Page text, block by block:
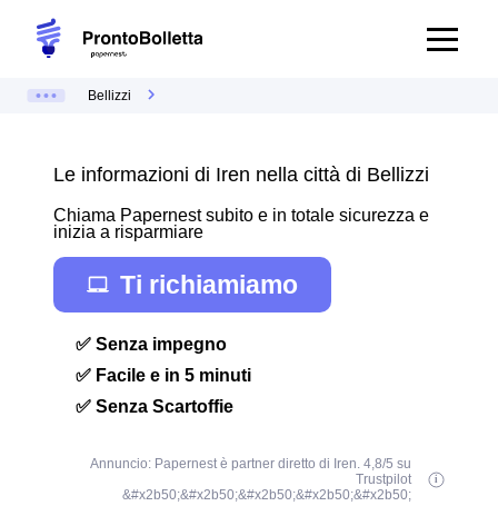
Bellizzi
Le informazioni di Iren nella città di Bellizzi
Chiama Papernest subito e in totale sicurezza e
inizia a risparmiare
Ti richiamiamo
✅ Senza impegno
✅ Facile e in 5 minuti
✅ Senza Scartoffie
Annuncio: Papernest è partner diretto di Iren. 4,8/5 su
Trustpilot
&#x2b50;&#x2b50;&#x2b50;&#x2b50;&#x2b50;